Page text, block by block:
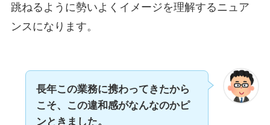
跳ねるように勢いよくイメージを理解するニュア
ンスになります。
長年この業務に携わってきたから
こそ、この違和感がなんなのかピ
ンときました。